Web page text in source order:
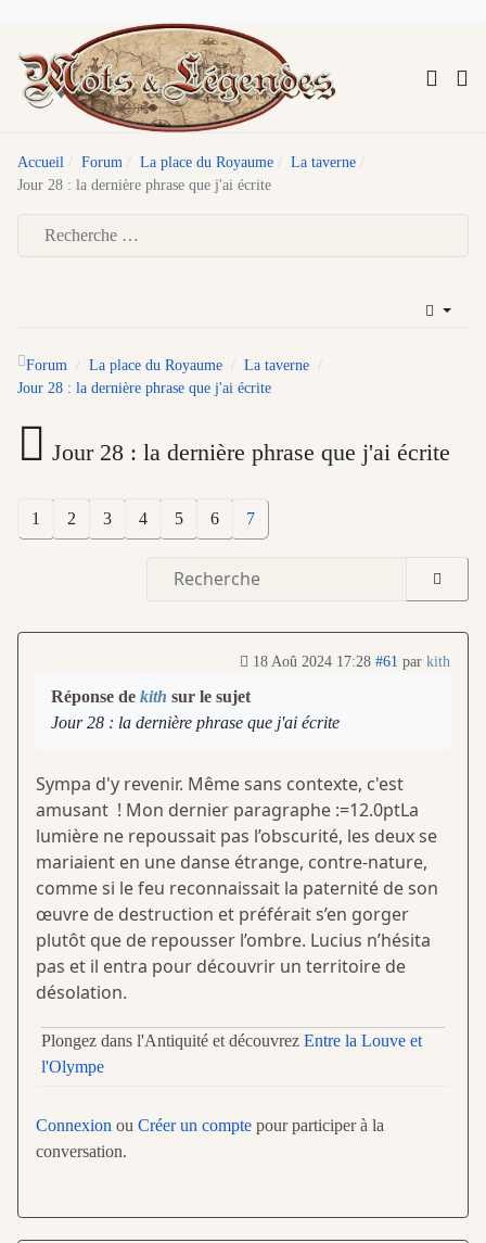
Accueil Forum La place du Royaume
La taverne
Jour 28 : la dernière phrase que j'ai écrite
Forum La place du Royaume
La taverne
Jour 28 : la dernière phrase que j'ai écrite
Jour 28 : la dernière phrase que j'ai écrite
1 2 3 4 5 6 7
18 Aoû 2024 17:28 #61 par kith
Réponse de kith sur le sujet
Jour 28 : la dernière phrase que j'ai écrite
Sympa d'y revenir. Même sans contexte, c'est
amusant ! Mon dernier paragraphe :=12.0ptLa
lumière ne repoussait pas l’obscurité, les deux se
mariaient en une danse étrange, contre-nature,
comme si le feu reconnaissait la paternité de son
œuvre de destruction et préférait s’en gorger
plutôt que de repousser l’ombre. Lucius n’hésita
pas et il entra pour découvrir un territoire de
désolation.
Plongez dans l'Antiquité et découvrez Entre la Louve et
l'Olympe
Connexion ou Créer un compte pour participer à la
conversation.